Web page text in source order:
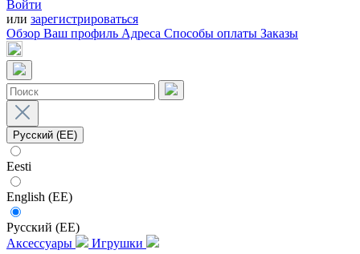
Войти
или зарегистрироваться
Обзор Ваш профиль Адреса Способы оплаты Заказы
Русский (EE)
Eesti
English (EE)
Русский (EE)
Аксессуары
Игрушки